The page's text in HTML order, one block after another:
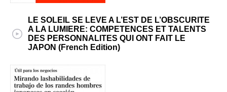
LE SOLEIL SE LEVE A L’EST DE L’OBSCURITE
A LA LUMIERE: COMPETENCES ET TALENTS
DES PERSONNALITES QUI ONT FAIT LE
JAPON (French Edition)